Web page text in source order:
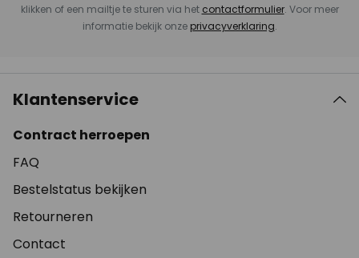
klikken of een mailtje te sturen via het contactformulier. Voor meer
informatie bekijk onze privacyverklaring.
Klantenservice
Contract herroepen
FAQ
Bestelstatus bekijken
Retourneren
Contact